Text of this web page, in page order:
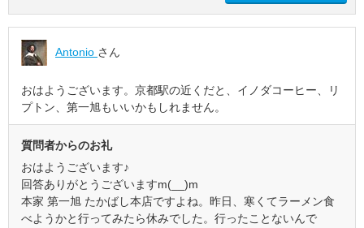
Antonio さん
おはようございます。京都駅の近くだと、イノダコーヒー、リ
プトン、第一旭もいいかもしれません。
質問者からのお礼
おはようございます♪
回答ありがとうございますm(__)m
本家 第一旭 たかばし本店ですよね。昨日、寒くてラーメン食
べようかと行ってみたら休みでした。行ったことないんで